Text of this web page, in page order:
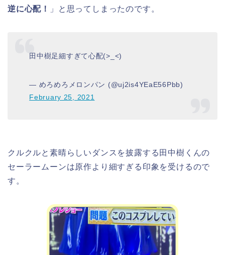
逆に心配！
」と思ってしまったのです。
田中樹足細すぎて心配(>_<)
— めろめろメロンパン (@uj2is4YEaE56Pbb)
February 25, 2021
クルクルと素晴らしいダンスを披露する田中樹くんの
セーラームーンは原作より細すぎる印象を受けるので
す。